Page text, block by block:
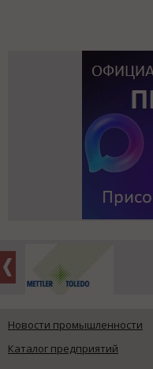
Новости промышленности
Каталог предприятий